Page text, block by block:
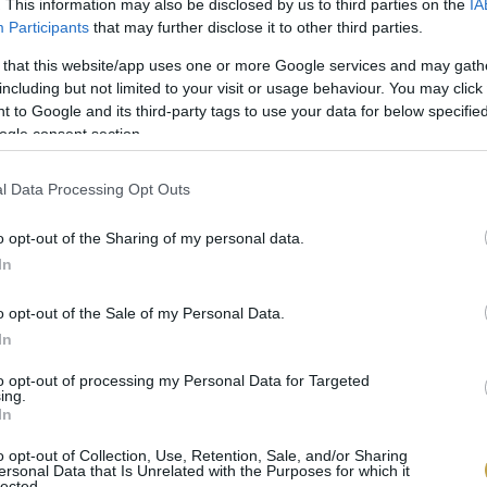
This information may also be disclosed by us to third parties on the
Participants that may further disclose it to other third parties.
that this website/app uses one or more Google services and may
but not limited to your visit or usage behaviour. You may
to Google and its third-party tags to use your data for below
consent section.
Data Processing Opt Outs
opt-out of the Sharing of my personal data.
opt-out of the Sale of my Personal Data.
opt-out of processing my Personal Data for Targeted
opt-out of Collection, Use, Retention, Sale, and/or Sharing
Data that Is Unrelated with the Purposes for which it
Verno House és Michelin által ajánlott Flava
Budapest első parkja, a Szabadság tér
illetve a szintén Michelin-ajánlással bíró
évben várja vendégeit és a környéken
Concept, egy egyedi, holisztikus, egészségfókuszú
és programokkal fogadja vendégeit.
első, angolszász mintájú privát klubja 2023
környezetbe.
a magyar brand hűségprogramja, a BOTANIQ